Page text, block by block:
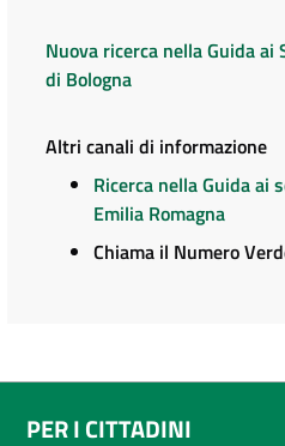
Nuova ricerca nella Guida ai
di Bologna
Altri canali di informazione
Ricerca nella Guida ai
Emilia Romagna
Chiama il Numero
PER I CITTADINI